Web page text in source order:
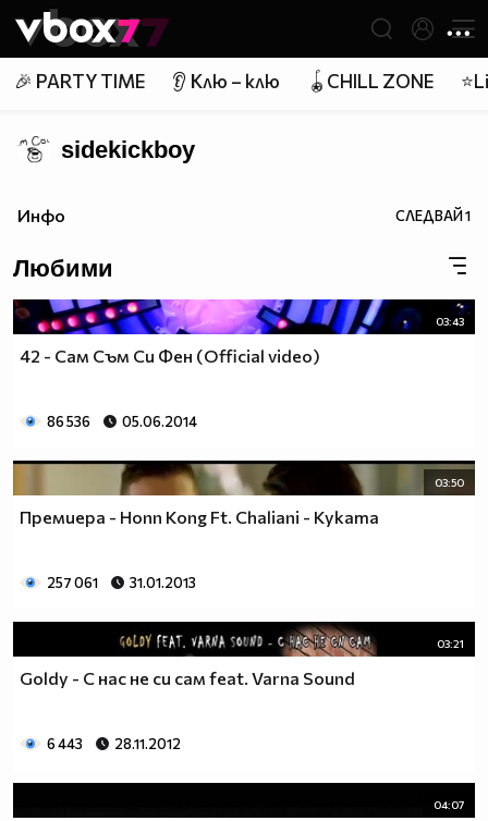
👾
🎉 PARTY TIME 👂 Клю – клю 🪀CHILL ZONE
sidekickboy
Инфо СЛЕДВАЙ1
Любими
03:43
42 - Сам Съм Си Фен (Official video)
86 536 05.06.2014
03:50
Премиера - Honn Kong Ft. Chaliani - Куката
257 061 31.01.2013
03:21
Goldy - С нас не си сам feat. Varna Sound
6 443 28.11.2012
04:07